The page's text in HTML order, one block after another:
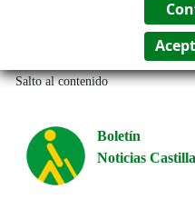
Salto al contenido
Boletín
Noticias